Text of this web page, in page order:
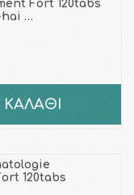
Fort 120tabs
…
120tabs